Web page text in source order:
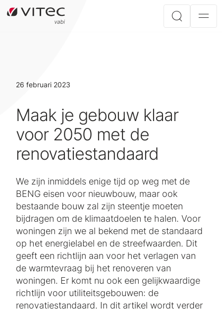
26 februari 2023
Maak je gebouw klaar
voor 2050 met de
renovatiestandaard
We zijn inmiddels enige tijd op weg met de
BENG eisen voor nieuwbouw, maar ook
bestaande bouw zal zijn steentje moeten
bijdragen om de klimaatdoelen te halen. Voor
woningen zijn we al bekend met de standaard
op het energielabel en de streefwaarden. Dit
geeft een richtlijn aan voor het verlagen van
de warmtevraag bij het renoveren van
woningen. Er komt nu ook een gelijkwaardige
richtlijn voor utiliteitsgebouwen: de
renovatiestandaard. In dit artikel wordt verder